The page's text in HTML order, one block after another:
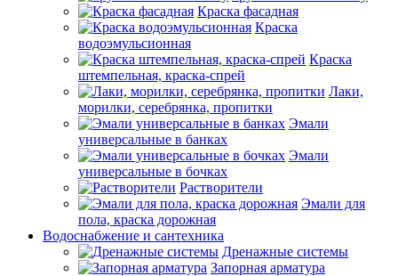
Краска фасадная
Краска
водоэмульсионная
Краска
штемпельная, краска-спрей
Лаки,
морилки, серебрянка, пропитки
Эмали
универсальные в банках
Эмали
универсальные в бочках
Растворители
Эмали для
пола, краска дорожная
Водоснабжение и сантехника
Дренажные системы
Запорная арматура